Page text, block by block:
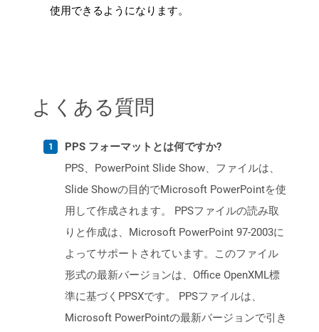
使用できるようになります。
よくある質問
PPS フォーマットとは何ですか?
PPS、PowerPoint Slide Show、ファイルは、
Slide Showの目的でMicrosoft PowerPointを使
用して作成されます。 PPSファイルの読み取
りと作成は、Microsoft PowerPoint 97-2003に
よってサポートされています。このファイル
形式の最新バージョンは、Office OpenXML標
準に基づくPPSXです。 PPSファイルは、
Microsoft PowerPointの最新バージョンで引き